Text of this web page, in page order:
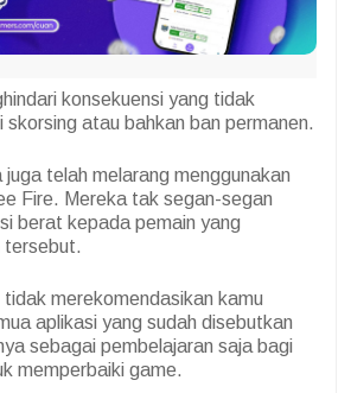
konsekuensi yang tidak
skorsing atau bahkan ban permanen.
juga telah melarang menggunakan
Fire. Mereka tak segan-segan
berat kepada pemain yang
tersebut.
tidak merekomendasikan kamu
aplikasi yang sudah disebutkan
sebagai pembelajaran saja bagi
memperbaiki game.